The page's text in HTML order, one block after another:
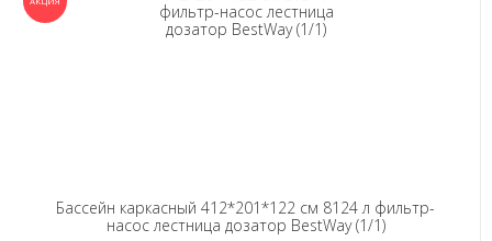
Бассейн каркасный 412*201*122 см 8124 л фильтр-
насос лестница дозатор BestWay (1/1)